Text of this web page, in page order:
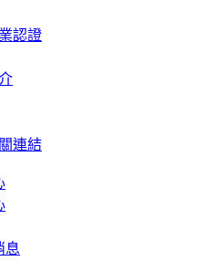
認證
連結
息